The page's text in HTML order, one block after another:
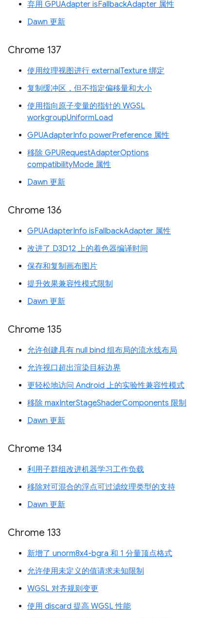
弃用 GPUAdapter isFallbackAdapter 属性
Dawn 更新
Chrome 137
使用纹理视图进行 externalTexture 绑定
复制缓冲区，但不指定偏移量和大小
使用指向原子变量的指针的 WGSL
workgroupUniformLoad
GPUAdapterInfo powerPreference 属性
移除 GPURequestAdapterOptions
compatibilityMode 属性
Dawn 更新
Chrome 136
GPUAdapterInfo isFallbackAdapter 属性
改进了 D3D12 上的着色器编译时间
保存和复制画布图片
提升效果兼容性模式限制
Dawn 更新
Chrome 135
允许创建具有 null bind 组布局的流水线布局
允许视口超出渲染目标边界
更轻松地访问 Android 上的实验性兼容性模式
移除 maxInterStageShaderComponents 限制
Dawn 更新
Chrome 134
利用子群组改进机器学习工作负载
移除对可混合的浮点可过滤纹理类型的支持
Dawn 更新
Chrome 133
新增了 unorm8x4-bgra 和 1 分量顶点格式
允许使用未定义的值请求未知限制
WGSL 对齐规则变更
使用 discard 提高 WGSL 性能